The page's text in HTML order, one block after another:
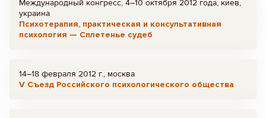
Международный конгресс, 4–10 октября 2012 года, киев,
украина
Психотерапия, практическая и консультативная
психология — Сплетенье судеб
14–18 февраля 2012 г., москва
V Съезд Российского психологического общества